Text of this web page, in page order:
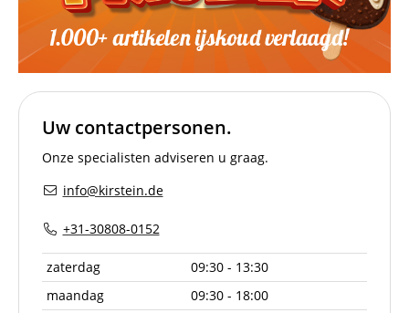
Uw contactpersonen.
Onze specialisten adviseren u graag.
info@kirstein.de
+31-30808-0152
zaterdag
09:30 - 13:30
maandag
09:30 - 18:00